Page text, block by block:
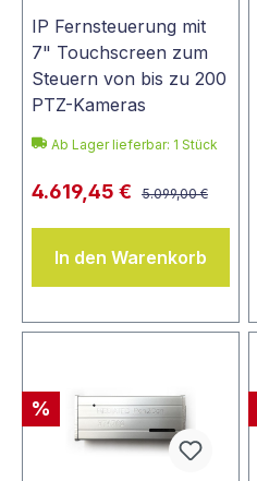
IP Fernsteuerung mit
7" Touchscreen zum
Steuern von bis zu 200
PTZ-Kameras
Ab Lager lieferbar: 1 Stück
4.619,45 € 5.099,00 €
In den Warenkorb
%